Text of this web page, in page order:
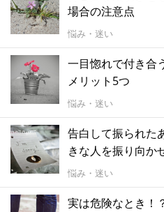
場合の注意点
悩み・迷い
一目惚れで付き合
メリット5つ
悩み・迷い
告白して振られた
きな人を振り向か
悩み・迷い
実は危険なとき！